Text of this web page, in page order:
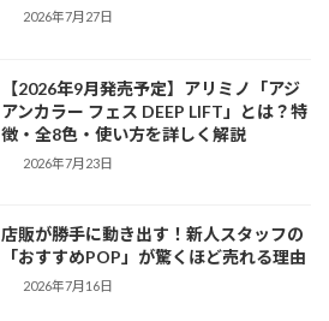
2026年7月27日
【2026年9月発売予定】アリミノ「アジ
アンカラー フェス DEEP LIFT」とは？特
徴・全8色・使い方を詳しく解説
2026年7月23日
店販が勝手に動き出す！新人スタッフの
「おすすめPOP」が驚くほど売れる理由
2026年7月16日